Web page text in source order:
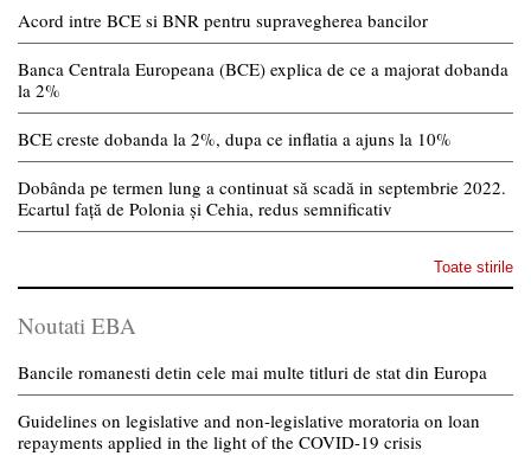
Acord intre BCE si BNR pentru supravegherea bancilor
Banca Centrala Europeana (BCE) explica de ce a majorat dobanda
la 2%
BCE creste dobanda la 2%, dupa ce inflatia a ajuns la 10%
Dobânda pe termen lung a continuat să scadă in septembrie 2022.
Ecartul față de Polonia și Cehia, redus semnificativ
Toate stirile
Noutati EBA
Bancile romanesti detin cele mai multe titluri de stat din Europa
Guidelines on legislative and non-legislative moratoria on loan
repayments applied in the light of the COVID-19 crisis